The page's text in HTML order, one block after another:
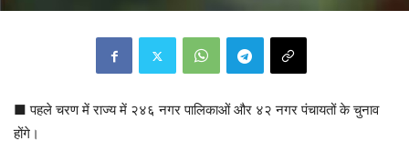
■ पहले चरण में राज्य में २४६ नगर पालिकाओं और ४२ नगर पंचायतों के चुनाव
होंगे।